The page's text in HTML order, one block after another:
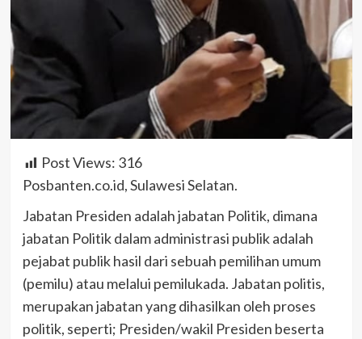
Post Views: 316
Posbanten.co.id, Sulawesi Selatan.
Jabatan Presiden adalah jabatan Politik, dimana
jabatan Politik dalam administrasi publik adalah
pejabat publik hasil dari sebuah pemilihan umum
(pemilu) atau melalui pemilukada. Jabatan politis,
merupakan jabatan yang dihasilkan oleh proses
politik, seperti; Presiden/wakil Presiden beserta